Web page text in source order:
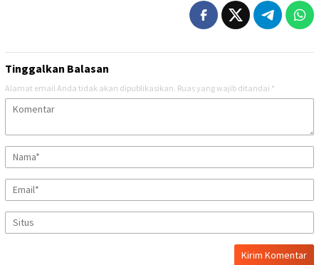
Tinggalkan Balasan
Alamat email Anda tidak akan dipublikasikan. Ruas yang wajib ditandai *